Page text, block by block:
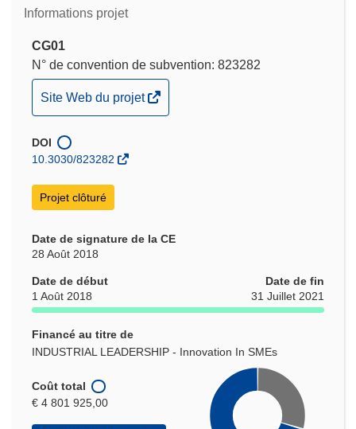
Informations projet
CG01
N° de convention de subvention: 823282
(s’ouvre
dans
une
nouvelle
Site Web du projet
DOI
10.3030/823282
Projet clôturé
Date de signature de la CE
28 Août 2018
Date de début
1 Août 2018
Date de fin
31 Juillet 2021
Financé au titre de
INDUSTRIAL LEADERSHIP - Innovation In SMEs
Coût total
€ 4 801 925,00